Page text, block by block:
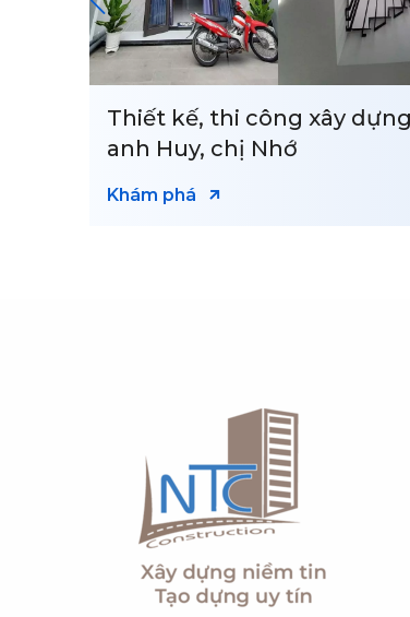
Cải tạo nhà anh Linh
Khám phá